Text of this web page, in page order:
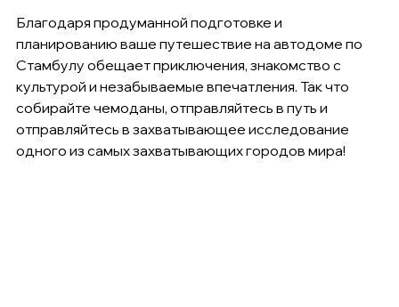
Благодаря продуманной подготовке и
планированию ваше путешествие на автодоме по
Стамбулу обещает приключения, знакомство с
культурой и незабываемые впечатления. Так что
собирайте чемоданы, отправляйтесь в путь и
отправляйтесь в захватывающее исследование
одного из самых захватывающих городов мира!